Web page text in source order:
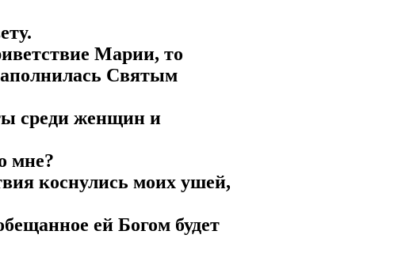
Марии, то
Святым
среди женщин и
мне?
коснулись моих ушей,
ей Богом будет